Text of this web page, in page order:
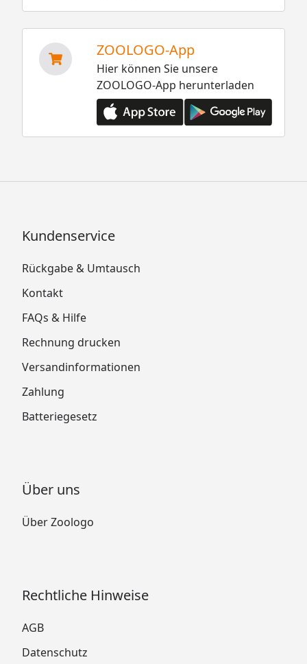
ZOOLOGO-App
Hier können Sie unsere
ZOOLOGO-App herunterladen
Kundenservice
Rückgabe & Umtausch
Kontakt
FAQs & Hilfe
Rechnung drucken
Versandinformationen
Zahlung
Batteriegesetz
Über uns
Über Zoologo
Rechtliche Hinweise
AGB
Datenschutz